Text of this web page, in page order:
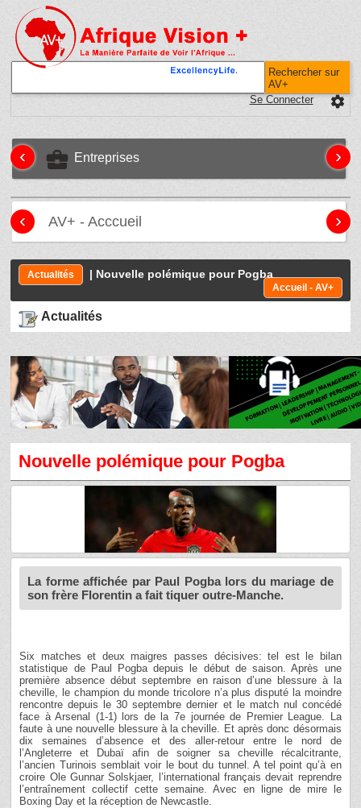
Rechercher sur
AV+
settings
Se Connecter
business_center Entreprises
‹ ›
AV+ - Acccueil
‹ ›
Actualités | Nouvelle polémique pour Pogba
Accueil - AV+
Actualités
Nouvelle polémique pour Pogba
La forme affichée par Paul Pogba lors du mariage de
son frère Florentin a fait tiquer outre-Manche.
Six matches et deux maigres passes décisives: tel est le bilan
statistique de Paul Pogba depuis le début de saison. Après une
première absence début septembre en raison d’une blessure à la
cheville, le champion du monde tricolore n’a plus disputé la moindre
rencontre depuis le 30 septembre dernier et le match nul concédé
face à Arsenal (1-1) lors de la 7e journée de Premier League. La
faute à une nouvelle blessure à la cheville. Et après donc désormais
dix semaines d’absence et des aller-retour entre le nord de
l’Angleterre et Dubaï afin de soigner sa cheville récalcitrante,
l’ancien Turinois semblait voir le bout du tunnel. A tel point qu’à en
croire Ole Gunnar Solskjaer, l’international français devait reprendre
l’entraînement collectif cette semaine. Avec en ligne de mire le
Boxing Day et la réception de Newcastle.